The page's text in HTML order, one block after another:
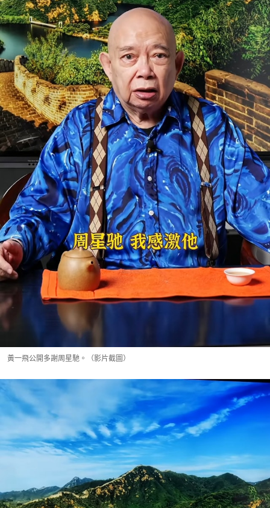
黃一飛公開多謝周星馳。（影片截圖）